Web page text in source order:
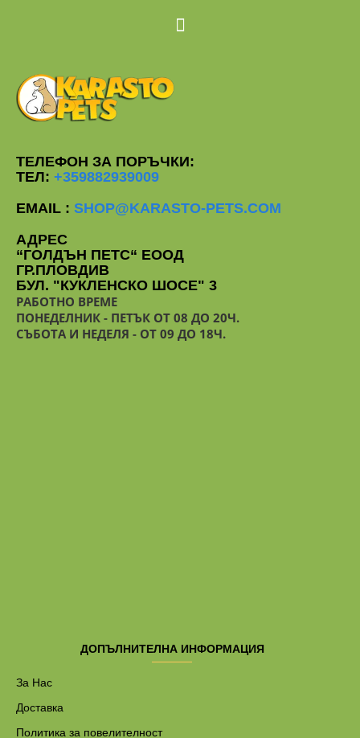
ТЕЛЕФОН ЗА ПОРЪЧКИ:
ТЕЛ: +359882939009
EMAIL : SHOP@KARASTO-PETS.COM
АДРЕС
“ГОЛДЪН ПЕТС“ ЕООД
ГР.ПЛОВДИВ
БУЛ. "КУКЛЕНСКО ШОСЕ" 3
РАБОТНО ВРЕМЕ
ПОНЕДЕЛНИК - ПЕТЪК ОТ 08 ДО 20Ч.
СЪБОТА И НЕДЕЛЯ - ОТ 09 ДО 18Ч.
ДОПЪЛНИТЕЛНА ИНФОРМАЦИЯ
За Нас
Доставка
Политика за повелителност